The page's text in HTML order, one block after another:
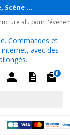
Scène ...
alu pour
Commandes et
avec des
0